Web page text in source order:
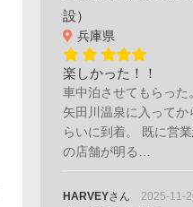
設）
兵庫県
楽しかった！！
車中泊させてもらった
矢田川温泉に入ってか
らいに到着。 既に営
の店舗が明る…
HARVEYさん 2025-11-